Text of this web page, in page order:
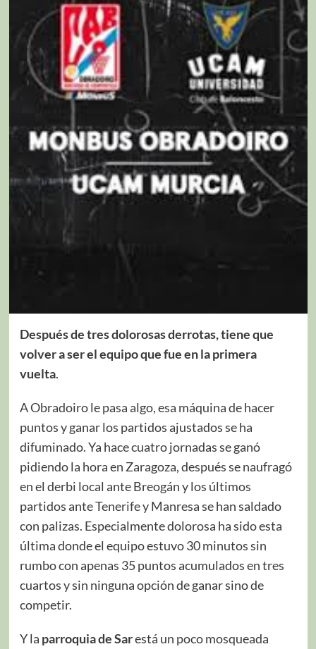
Después de tres dolorosas derrotas, tiene que
volver a ser el equipo que fue en la primera
vuelta.
A Obradoiro le pasa algo, esa máquina de hacer
puntos y ganar los partidos ajustados se ha
difuminado. Ya hace cuatro jornadas se ganó
pidiendo la hora en Zaragoza, después se naufragó
en el derbi local ante Breogán y los últimos
partidos ante Tenerife y Manresa se han saldado
con palizas. Especialmente dolorosa ha sido esta
última donde el equipo estuvo 30 minutos sin
rumbo con apenas 35 puntos acumulados en tres
cuartos y sin ninguna opción de ganar sino de
competir.
Y la parroquia de Sarestá un poco mosqueada